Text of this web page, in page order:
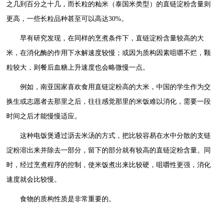
之几到百分之十几，而长粒的籼米（泰国米类型）的直链淀粉含量则
更高，一些长粒品种甚至可以高达30%。
早有研究发现，在同样的烹煮条件下，直链淀粉含量较高的大
米，在消化酶的作用下水解速度较慢；或因为质构因素咀嚼不烂，颗
粒较大，则餐后血糖上升速度也会略微慢一点。
例如，南亚国家喜欢食用直链淀粉高的大米，中国的学生作为交
换生或志愿者去那里之后，往往感觉那里的米饭难以消化，需要一段
时间之后才能慢慢适应。
这种电饭煲通过沥去米汤的方式，把比较容易在水中分散的支链
淀粉溶出来并除去一部分，留下的部分就有较高的直链淀粉含量。同
时，经过烹煮程序的控制，使米饭煮出来比较硬，咀嚼性更强，消化
速度就会比较慢。
食物的质构性质是非常重要的。